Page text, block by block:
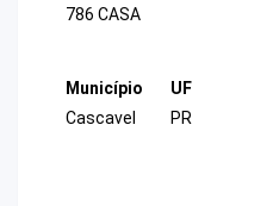
786 CASA
Município
Cascavel
UF
PR